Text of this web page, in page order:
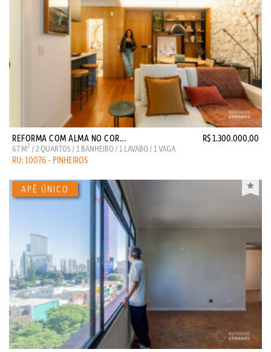
REFORMA COM ALMA NO COR... R$ 1.300.000,00
67 M2 / 2 QUARTOS / 1 BANHEIRO / 1 LAVABO / 1 VAGA
RU: 10076 - PINHEIROS